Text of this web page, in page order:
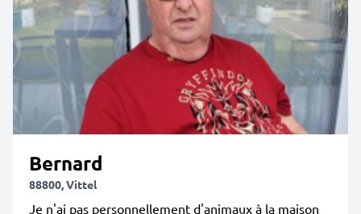
Bernard
88800, Vittel
Je n'ai pas personnellement d'animaux à la maison